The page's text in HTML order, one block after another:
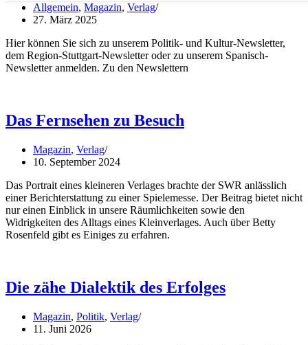
Allgemein, Magazin, Verlag
27. März 2025
Hier können Sie sich zu unserem Politik- und Kultur-Newsletter,
dem Region-Stuttgart-Newsletter oder zu unserem Spanisch-
Newsletter anmelden. Zu den Newslettern
Das Fernsehen zu Besuch
Magazin, Verlag
10. September 2024
Das Portrait eines kleineren Verlages brachte der SWR anlässlich
einer Berichterstattung zu einer Spielemesse. Der Beitrag bietet nicht
nur einen Einblick in unsere Räumlichkeiten sowie den
Widrigkeiten des Alltags eines Kleinverlages. Auch über Betty
Rosenfeld gibt es Einiges zu erfahren.
Die zähe Dialektik des Erfolges
Magazin, Politik, Verlag
11. Juni 2026